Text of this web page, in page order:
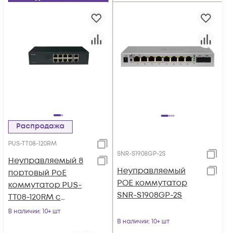
Распродажа
PUS-TT08-120RM
Неуправляемый 8
портовый PoE
коммутатор PUS-
TT08-120RM с
возможностью
В наличии: 10+ шт
SNR-S1908GP-2S
Неуправляемый
POE коммутатор
SNR-S1908GP-2S
В наличии: 10+ шт